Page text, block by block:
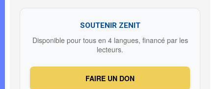
SOUTENIR ZENIT
Disponible pour tous en 4 langues, financé par les
lecteurs.
FAIRE UN DON